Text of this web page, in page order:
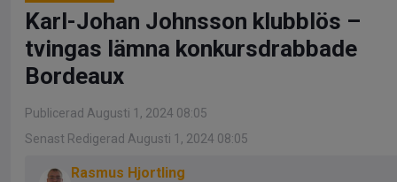
Karl-Johan Johnsson klubblös –
tvingas lämna konkursdrabbade
Bordeaux
Publicerad Augusti 1, 2024 08:05
Senast Redigerad Augusti 1, 2024 08:05
Rasmus Hjortling